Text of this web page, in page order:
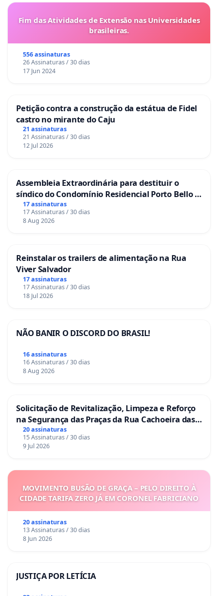
Fim das Atividades de Extensão nas Universidades
brasileiras.
556 assinaturas
26 Assinaturas / 30 dias
17 Jun 2024
Petição contra a construção da estátua de Fidel
castro no mirante do Caju
21 assinaturas
21 Assinaturas / 30 dias
12 Jul 2026
Assembleia Extraordinária para destituir o
síndico do Condomínio Residencial Porto Bello -
La Casa
17 assinaturas
17 Assinaturas / 30 dias
8 Aug 2026
Reinstalar os trailers de alimentação na Rua
Viver Salvador
17 assinaturas
17 Assinaturas / 30 dias
18 Jul 2026
NÃO BANIR O DISCORD DO BRASIL!
16 assinaturas
16 Assinaturas / 30 dias
8 Aug 2026
Solicitação de Revitalização, Limpeza e Reforço
na Segurança das Praças da Rua Cachoeira das
Sete Ilhas
20 assinaturas
15 Assinaturas / 30 dias
9 Jul 2026
MOVIMENTO BUSÃO DE GRAÇA – PELO DIREITO À
CIDADE TARIFA ZERO JÁ EM CORONEL FABRICIANO
20 assinaturas
13 Assinaturas / 30 dias
8 Jun 2026
JUSTIÇA POR LETÍCIA